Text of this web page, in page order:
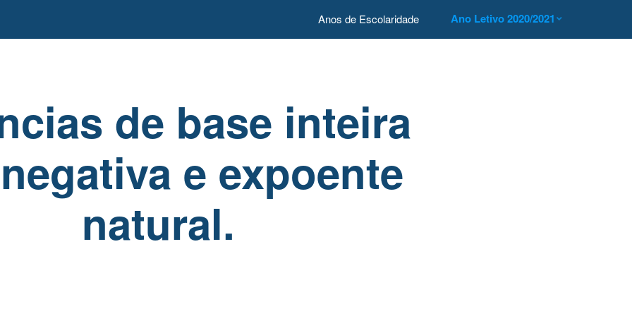
Anos de Escolaridade Ano Letivo 2020/2021
de base inteira
e expoente
natural.